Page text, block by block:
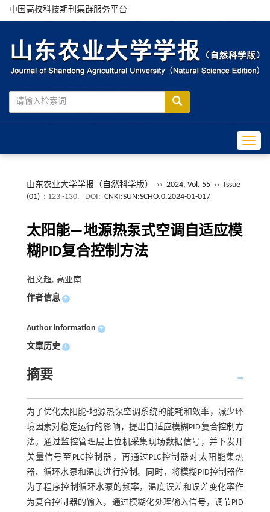
中国高校科技期刊集群服务平台
山东农业大学学报（自然科学版） ›› 2024, Vol. 55 ›› Issue
(01) : 123 -130. DOI: CNKI:SUN:SCHO.0.2024-01-017
太阳能—地源热泵式空调自适应模
糊PID复合控制方法
祖文超, 高亚南
作者信息 +
Author information +
文章历史 +
摘要
为了优化太阳能-地源热泵空调系统的能耗和效率，减少环
境因素对稳定运行的影响，提出自适应模糊PID复合控制方
法。通过监控管理层上位机采集现场数据信号，并下发开
关量信号至PLC控制器，再通过PLC控制器对太阳能集热
器、循环水泵和温度进行控制。同时，将模糊PID控制器作
为子程序控制循环水泵的频率，温度误差和误差变化率作
为复合控制器的输入，通过模糊化处理输入信号，调节PID